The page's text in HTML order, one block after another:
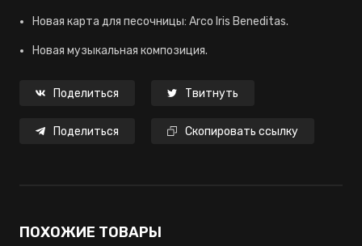
Новая карта для песочницы: Arco Iris Beneditas.
Новая музыкальная композиция.
Поделиться Твитнуть
Поделиться Скопировать ссылку
ПОХОЖИЕ ТОВАРЫ